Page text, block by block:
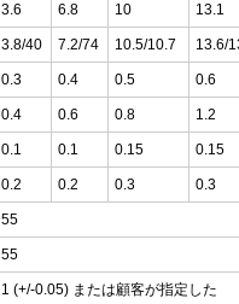
3.6 6.8 10 13.1
3.8/40 7.2/74 10.5/10.7 13.6/
0.3 0.4 0.5 0.6
0.4 0.6 0.8 1.2
0.1 0.1 0.15 0.15
0.2 0.2 0.3 0.3
55
55
1 (+/-0.05) または顧客が指定した